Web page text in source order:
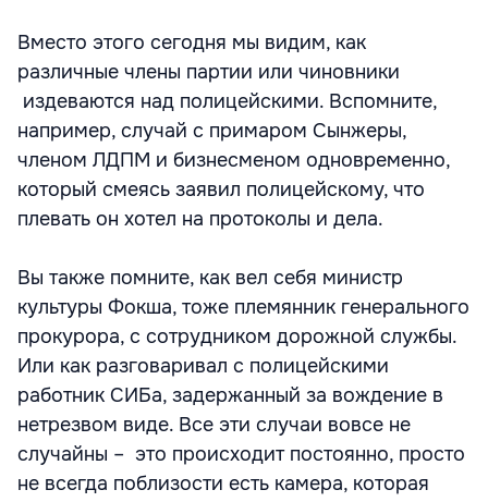
Вместо этого сегодня мы видим, как
различные члены партии или чиновники
издеваются над полицейскими. Вспомните,
например, случай с примаром Сынжеры,
членом ЛДПМ и бизнесменом одновременно,
который смеясь заявил полицейскому, что
плевать он хотел на протоколы и дела.
Вы также помните, как вел себя министр
культуры Фокша, тоже племянник генерального
прокурора, с сотрудником дорожной службы.
Или как разговаривал с полицейскими
работник СИБа, задержанный за вождение в
нетрезвом виде. Все эти случаи вовсе не
случайны – это происходит постоянно, просто
не всегда поблизости есть камера, которая